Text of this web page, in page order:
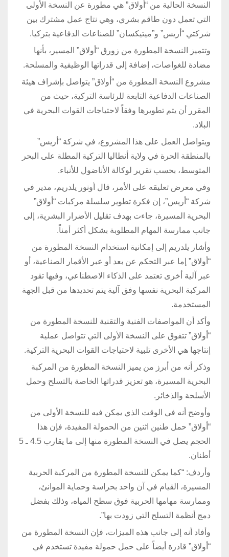
النسخة الحالية من “أولاق” هي مطورة عن النسخة الأولى
التي تعمل دون طاقم بشري، وهي نتاج عمل مشترك بين
شركتي “أريس” و”ميتيكسان” للصناعات الدفاعية بتركيا.
وتتميز النسخة المطورة من زورق “أولاق” المسير، بأنها
مضادة للغواصات، إضافة إلى قدراتها الوظيفية والمسلحة.
مشروع النسخة المطورة من “أولاق” يتواصل بإشراف هيئة
الصناعات الدفاعية التابعة للرئاسة التركية، حيث من
المقرر أن يتم تطويرها وفقاً لاحتياجات القوات البحرية في
البلاد.
ويتواصل العمل على هذا المشروع، في شركة “أريس”
بالمنطقة الحرة في ولاية أنطاليا التركية المطلة على البحر
المتوسط، بحسب تقرير لوكالة الأناضول للأنباء.
وفي معرض تعليقه على الأمر، قال أونور يلدريم، مدير في
شركة “أريس”، إن فكرة تطوير سلسلة مركبات “أولاق”
البحرية المسيرة، جاءت بهدف تقليل الأضرار البشرية، إلى
جانب ممارسة المهام المطلوبة بشكل أكثر أمناً.
وأشار يلدريم إلى إمكانية استخدام النسخة المطورة من
“أولاق” إما عبر التحكم عن بعد أو عبر الأقمار الصناعية، أو
عبر آلية أخرى تعتمد على الذكاء الاصطناعي، وفيها تقود
المركبة البحرية نفسها وفق آلية يتم تحديدها من قبل الجهة
المستخدمة.
وأكد أن المواصفات الفنية والتقنية للنسخة المطورة من
“أولاق” تتفوق على النسخة الأولى التي تتواصل عملية
إنتاجها هي الأخرى تلبية لاحتياجات القوات البحرية التركية.
وذكر أنه من أبرز من يميز النسخة المطورة من المركبة
البحرية المسيرة، هو تعزيز قدراتها الخاصة بالتسلح وحمل
الأسلحة والذخائر.
وأوضح أنه في الوقت الذي يمكن فيه للنسخة الأولى من
“أولاق” حمل طنين اثنين من الحمولة المفيدة، فإن هذا
الحجم يصل في النسخة المطورة منها إلى ما يقارب 4.5 ـ 5
أطنان.
وأردف: “كما يمكن للنسخة المطورة من المركبة الحربية
المسيرة، القيام في آن واحد بحراسة وحماية الموانئ،
وممارسة مهامها الحربية فوق سطح المياه، وذلك بفضل
دمج أنظمة التسلح التي زودت بها”.
وأفاد أنه إلى جانب هذه الميزات، فإن النسخة المطورة من
“أولاق” قادرة أيضاً على حمل حمولة مفيدة تستخدم في